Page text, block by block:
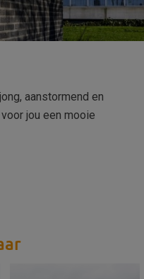
aanstormend en
jou een mooie